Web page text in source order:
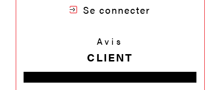
Se connecter
Avis
CLIENT